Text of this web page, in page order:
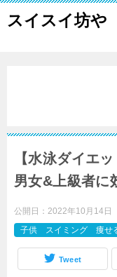
スイスイ坊や
【水泳ダイエ
男女&上級者に
公開日： 2022年10月14日
子供 スイミング 痩せ
Tweet